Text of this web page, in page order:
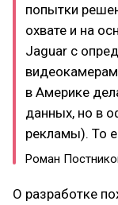
попытки
охвате и на
Jaguar с
в Америке
данных, но в
рекламы). То
Роман
О разработке